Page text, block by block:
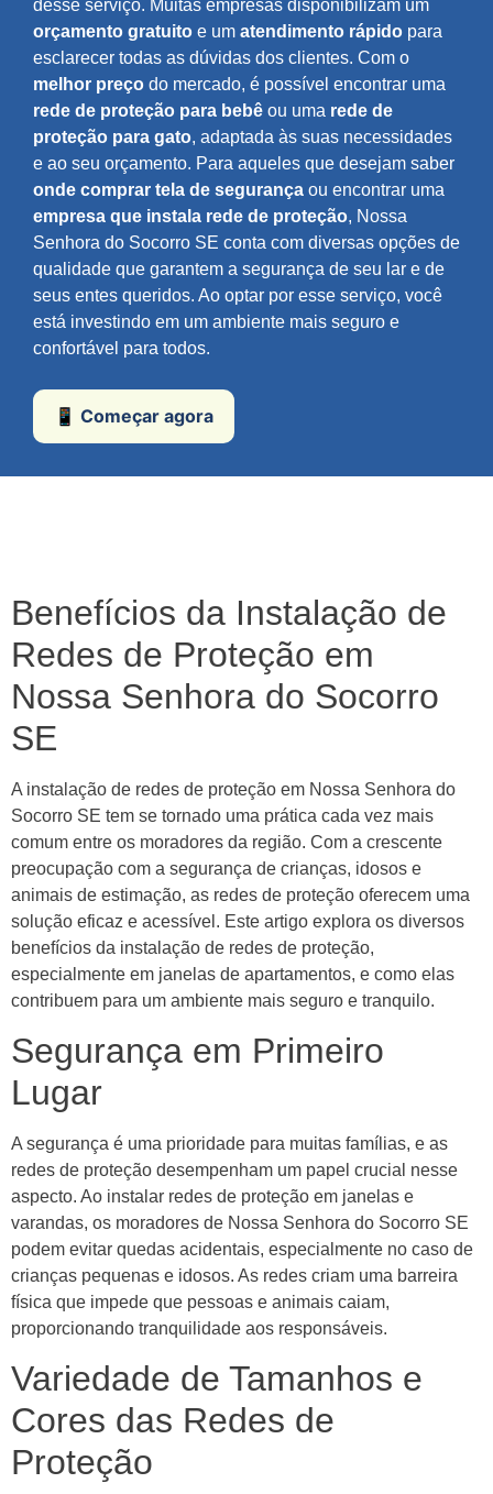
desse serviço. Muitas empresas disponibilizam um
orçamento gratuito e um atendimento rápido para
esclarecer todas as dúvidas dos clientes. Com o
melhor preço do mercado, é possível encontrar uma
rede de proteção para bebê ou uma rede de
proteção para gato, adaptada às suas necessidades
e ao seu orçamento. Para aqueles que desejam saber
onde comprar tela de segurança ou encontrar uma
empresa que instala rede de proteção, Nossa
Senhora do Socorro SE conta com diversas opções de
qualidade que garantem a segurança de seu lar e de
seus entes queridos. Ao optar por esse serviço, você
está investindo em um ambiente mais seguro e
confortável para todos.
📱 Começar agora
Benefícios da Instalação de
Redes de Proteção em
Nossa Senhora do Socorro
SE
A instalação de redes de proteção em Nossa Senhora do
Socorro SE tem se tornado uma prática cada vez mais
comum entre os moradores da região. Com a crescente
preocupação com a segurança de crianças, idosos e
animais de estimação, as redes de proteção oferecem uma
solução eficaz e acessível. Este artigo explora os diversos
benefícios da instalação de redes de proteção,
especialmente em janelas de apartamentos, e como elas
contribuem para um ambiente mais seguro e tranquilo.
Segurança em Primeiro
Lugar
A segurança é uma prioridade para muitas famílias, e as
redes de proteção desempenham um papel crucial nesse
aspecto. Ao instalar redes de proteção em janelas e
varandas, os moradores de Nossa Senhora do Socorro SE
podem evitar quedas acidentais, especialmente no caso de
crianças pequenas e idosos. As redes criam uma barreira
física que impede que pessoas e animais caiam,
proporcionando tranquilidade aos responsáveis.
Variedade de Tamanhos e
Cores das Redes de
Proteção